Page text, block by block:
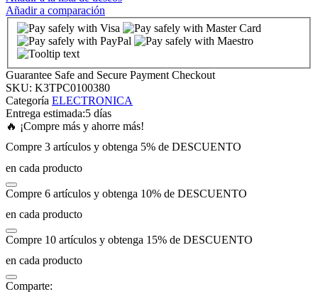
Hacklink panel
Hacklink panel
Hacklink panel
Hacklink panel
Hacklink panel
Hacklink panel
Hacklink panel
Añadir a comparación
Guarantee Safe and Secure Payment Checkout
SKU: K3TPC0100380
Categoría ELECTRONICA
Entrega estimada:5 días
🔥 ¡Compre más y ahorre más!
Compre 3 artículos y obtenga 5% de DESCUENTO
en cada producto
Compre 6 artículos y obtenga 10% de DESCUENTO
en cada producto
Compre 10 artículos y obtenga 15% de DESCUENTO
en cada producto
Comparte: